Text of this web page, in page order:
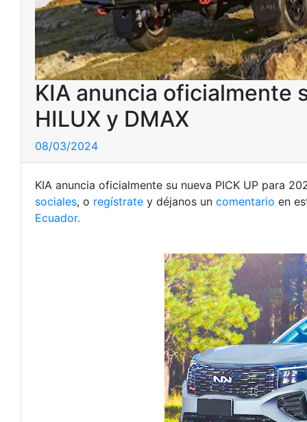
KIA anuncia oficialmente
HILUX y DMAX
08/03/2024
KIA anuncia oficialmente su nueva PICK UP para
sociales, o regístrate y déjanos un comentario en
Ecuador.